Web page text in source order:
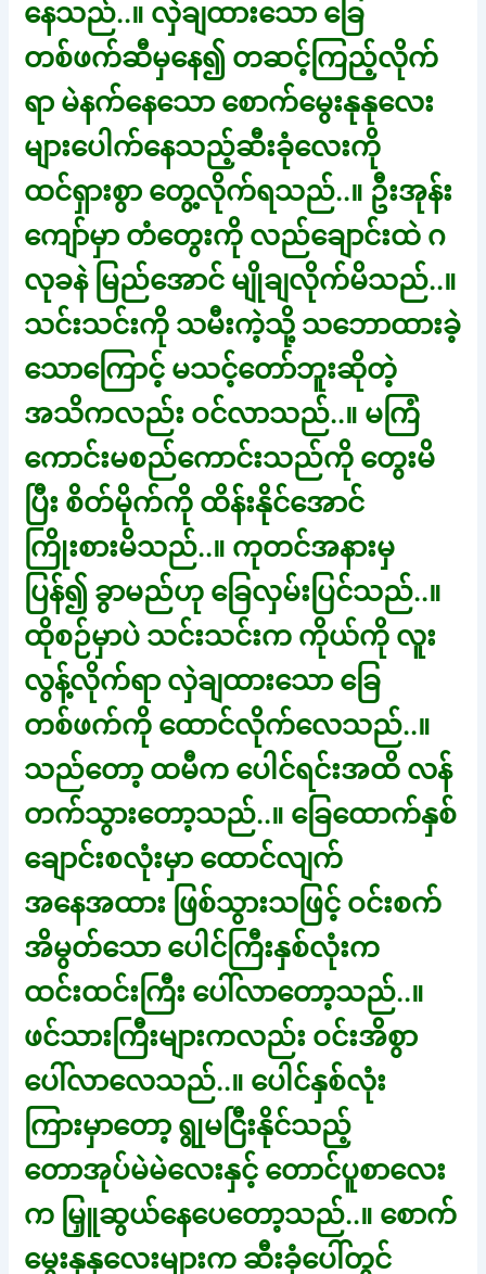
နေသည်..။ လှဲချထားသော ခြေ
တစ်ဖက်ဆီမှနေ၍ တဆင့်ကြည့်လိုက်
ရာ မဲနက်နေသော စောက်မွေးနုနုလေး
များပေါက်နေသည့်ဆီးခုံလေးကို
ထင်ရှားစွာ တွေ့လိုက်ရသည်..။ ဦးအုန်း
ကျော်မှာ တံတွေးကို လည်ချောင်းထဲ ဂ
လုခနဲ မြည်အောင် မျိုချလိုက်မိသည်..။
သင်းသင်းကို သမီးကဲ့သို့ သဘောထားခဲ့
သောကြောင့် မသင့်တော်ဘူးဆိုတဲ့
အသိကလည်း ဝင်လာသည်..။ မကြံ
ကောင်းမစည်ကောင်းသည်ကို တွေးမိ
ပြီး စိတ်မိုက်ကို ထိန်းနိုင်အောင်
ကြိုးစားမိသည်..။ ကုတင်အနားမှ
ပြန်၍ ခွာမည်ဟု ခြေလှမ်းပြင်သည်..။
ထိုစဉ်မှာပဲ သင်းသင်းက ကိုယ်ကို လူး
လွန့်လိုက်ရာ လှဲချထားသော ခြေ
တစ်ဖက်ကို ထောင်လိုက်လေသည်..။
သည်တော့ ထမီက ပေါင်ရင်းအထိ လန်
တက်သွားတော့သည်..။ ခြေထောက်နှစ်
ချောင်းစလုံးမှာ ထောင်လျက်
အနေအထား ဖြစ်သွားသဖြင့် ဝင်းစက်
အိမွတ်သော ပေါင်ကြီးနှစ်လုံးက
ထင်းထင်းကြီး ပေါ်လာတော့သည်..။
ဖင်သားကြီးများကလည်း ဝင်းအိစွာ
ပေါ်လာလေသည်..။ ပေါင်နှစ်လုံး
ကြားမှာတော့ ရွုမငြီးနိုင်သည့်
တောအုပ်မဲမဲလေးနှင့် တောင်ပူစာလေး
က မြှူဆွယ်နေပေတော့သည်..။ စောက်
မွေးနုနုလေးများက ဆီးခုံပေါ်တွင်